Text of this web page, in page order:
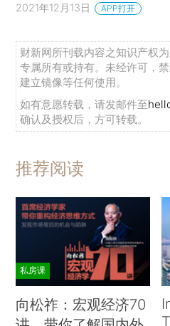
2021年12月13日 APP打开
财新网所刊载内容之知识产权
专属所有或持有。未经许可，
建立镜像等任何使用。
如有意愿转载，请发邮件至
确认及授权后，方可转载。
推荐阅读
私房课
向松祚：宏观经济70